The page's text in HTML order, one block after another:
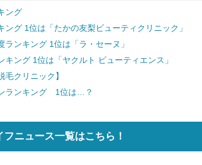
ング
グ 1位は「たかの友梨ビューティクリニック」
ンキング 1位は「ラ・セーヌ」
ング 1位は「ヤクルト ビューティエンス」
クリニック】
ランキング 1位は…？
フニュース一覧はこちら！